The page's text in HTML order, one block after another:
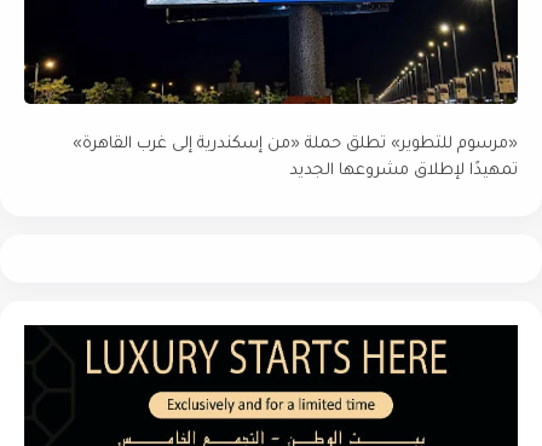
«مرسوم للتطوير» تطلق حملة «من إسكندرية إلى غرب القاهرة»
تمهيدًا لإطلاق مشروعها الجديد